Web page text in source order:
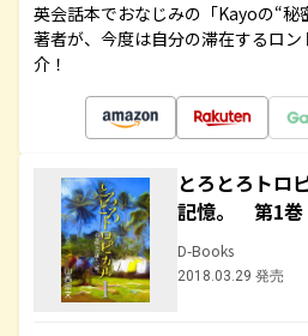
英会話本でおなじみの「Kayoの“秘
著者が、今度は自分の滞在するロ
介！
とろとろトロ
記憶。 第1巻
D-Books
2018.03.29 発売